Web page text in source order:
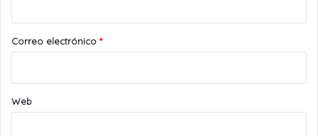
*Correo electrónico *
Web